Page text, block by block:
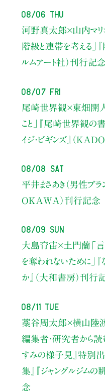
08/06 Thu
河野真太郎×山内マリ
階級と連帯を考える」
ルムアート社）刊行記念
08/07 Fri
尾崎世界観×東畑開
こと」
『尾崎世界観の書
イジ・ビギンズ』（
08/08 Sat
平井まさあき（男性ブラ
OKAWA）刊行記念
08/09 Sun
大島育宙×土門蘭 「
を奪われないために」
か』（大和書房）刊行
08/11 Tue
藁谷周太郎×横山陸渡
編集者・研究者から読
すみの様子見』特別出
集』『ジャングルジム
念